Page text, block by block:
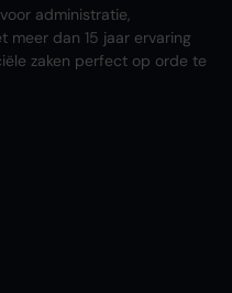
administratie,
meer dan 15 jaar ervaring
zaken perfect op orde te